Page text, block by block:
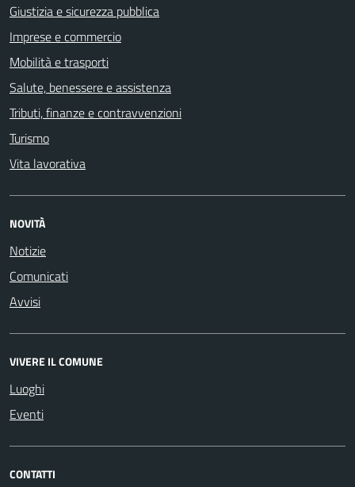
Giustizia e sicurezza pubblica
Imprese e commercio
Mobilità e trasporti
Salute, benessere e assistenza
Tributi, finanze e contravvenzioni
Turismo
Vita lavorativa
NOVITÀ
Notizie
Comunicati
Avvisi
VIVERE IL COMUNE
Luoghi
Eventi
CONTATTI